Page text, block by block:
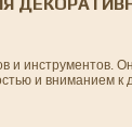
и инструментов.
и вниманием к